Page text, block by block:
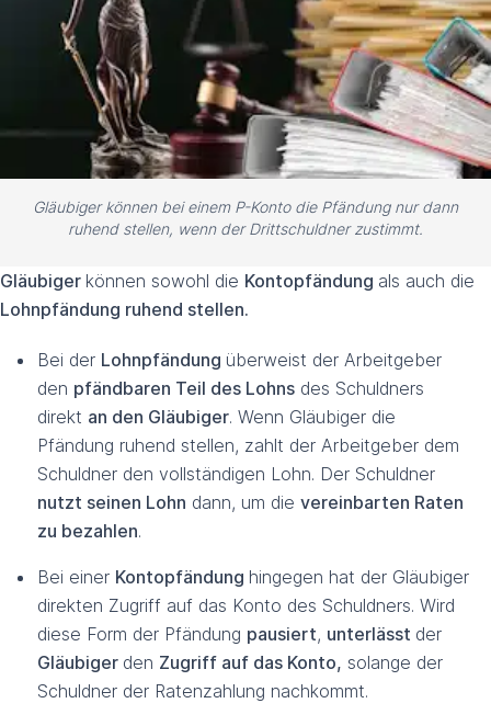
Gläubiger können bei einem P-Konto die Pfändung nur dann
ruhend stellen, wenn der Drittschuldner zustimmt.
Gläubiger können sowohl die Kontopfändung als auch die
Lohnpfändung ruhend stellen.
Bei der Lohnpfändung überweist der Arbeitgeber
den pfändbaren Teil des Lohns des Schuldners
direkt an den Gläubiger. Wenn Gläubiger die
Pfändung ruhend stellen, zahlt der Arbeitgeber dem
Schuldner den vollständigen Lohn. Der Schuldner
nutzt seinen Lohn dann, um die vereinbarten Raten
zu bezahlen.
Bei einer Kontopfändung hingegen hat der Gläubiger
direkten Zugriff auf das Konto des Schuldners. Wird
diese Form der Pfändung pausiert, unterlässt der
Gläubiger den Zugriff auf das Konto, solange der
Schuldner der Ratenzahlung nachkommt.